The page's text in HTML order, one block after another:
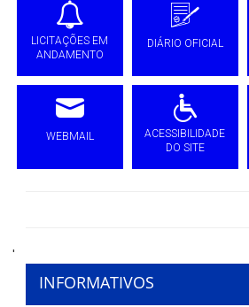
LICITAÇÕES EM
ANDAMENTO
DIÁRIO OFICIAL
WEBMAIL
ACESSIBILIDADE
DO SITE
'
INFORMATIVOS